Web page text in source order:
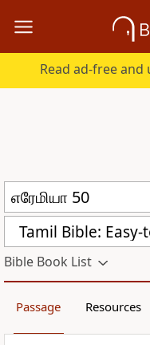
Read ad-free
Tamil Bible: Easy-
Bible Book List
Passage Resources